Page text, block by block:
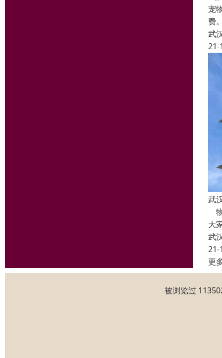
宠
费
武
21-
武
大
武
21-
更
被浏览过